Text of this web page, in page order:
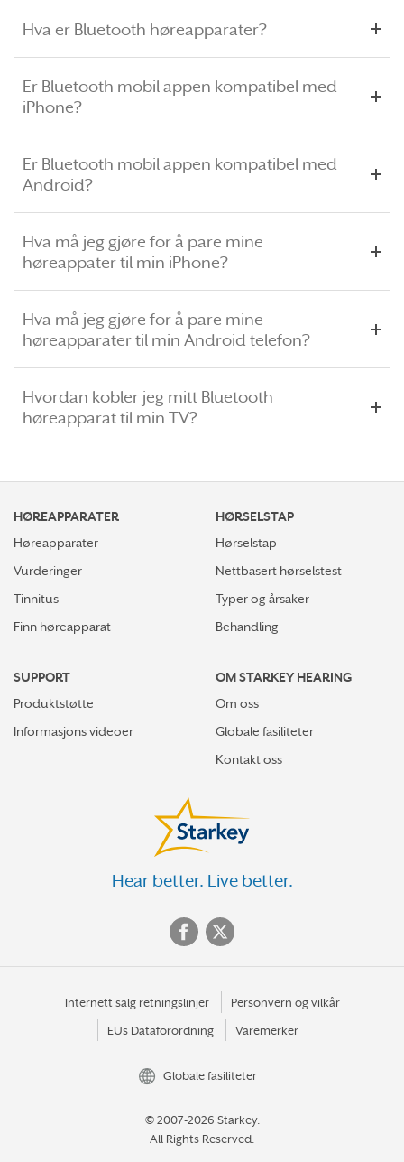
Hva er Bluetooth høreapparater?
Er Bluetooth mobil appen kompatibel med
iPhone?
Er Bluetooth mobil appen kompatibel med
Android?
Hva må jeg gjøre for å pare mine
høreappater til min iPhone?
Hva må jeg gjøre for å pare mine
høreapparater til min Android telefon?
Hvordan kobler jeg mitt Bluetooth
høreapparat til min TV?
HØREAPPARATER
Høreapparater
Vurderinger
Tinnitus
Finn høreapparat
HØRSELSTAP
Hørselstap
Nettbasert hørselstest
Typer og årsaker
Behandling
SUPPORT
Produktstøtte
Informasjons videoer
OM STARKEY HEARING
Om oss
Globale fasiliteter
Kontakt oss
Hear better. Live better.
Internett salg retningslinjer Personvern og vilkår
EUs Dataforordning Varemerker
Globale fasiliteter
© 2007-2026 Starkey.
All Rights Reserved.